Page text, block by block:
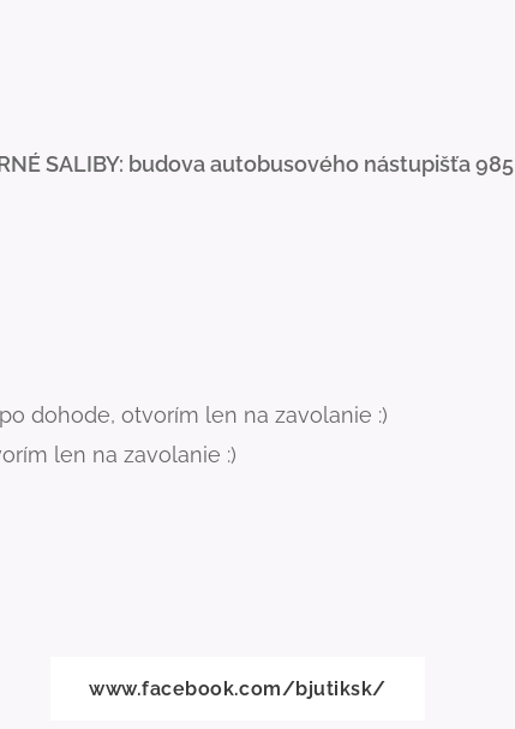
SALIBY: budova autobusového nástupišťa 985
dohode, otvorím len na zavolanie :)
len na zavolanie :)
www.facebook.com/bjutiksk/